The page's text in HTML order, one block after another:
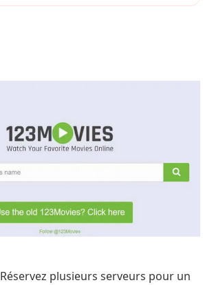
Réservez plusieurs serveurs pour un